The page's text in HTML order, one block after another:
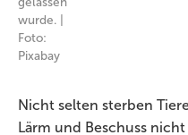
wurde. |
Foto:
Pixabay
Nicht selten sterben
Lärm und Beschuss